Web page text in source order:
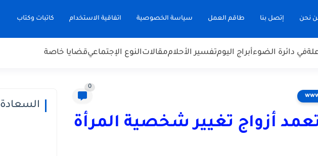
نحن إتصل بنا طاقم العمل سياسة الخصوصية اتفاقية الاستخدام كاتبات وكتاب
في دائرة الضوءأبراج اليومتفسير الأحلاممقالاتالنوع الإجتماعيقضايا خاصة
0
أزواج تغيير شخصية المرأة
السعادة